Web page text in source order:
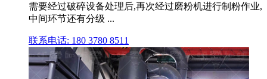
需要经过破碎设备处理后,再次经过磨粉机进行制粉作业,
中间环节还有分级 ...
联系电话: 180 3780 8511